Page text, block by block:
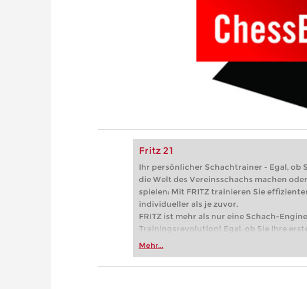
Fritz 21
Ihr persönlicher Schachtrainer - Egal, ob
die Welt des Vereinsschachs machen
spielen: Mit FRITZ trainieren Sie
individueller als je zuvor.
FRITZ ist mehr als nur eine Schach-
Trainingsrevolution! Egal, ob Sie Ihre
Vereinsschachs machen oder bereits auf
zuvor.
Mehr...